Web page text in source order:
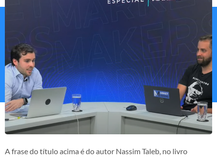
A frase do título acima é do autor Nassim Taleb, no livro